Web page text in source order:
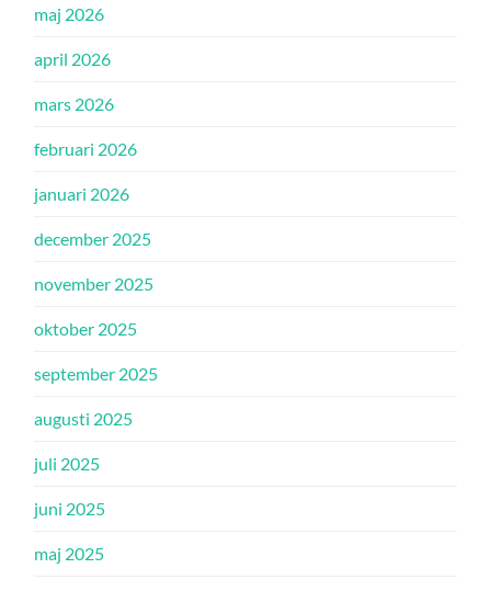
maj 2026
april 2026
mars 2026
februari 2026
januari 2026
december 2025
november 2025
oktober 2025
september 2025
augusti 2025
juli 2025
juni 2025
maj 2025